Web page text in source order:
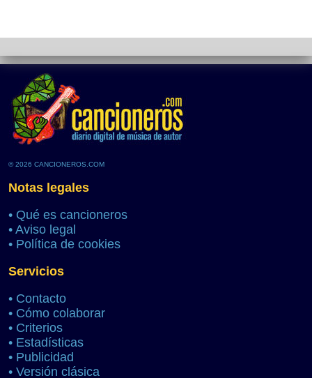
© 2026 CANCIONEROS.COM
Notas legales
• Qué es cancioneros
• Aviso legal
• Política de cookies
Servicios
• Contacto
• Cómo colaborar
• Criterios
• Estadísticas
• Publicidad
• Versión clásica